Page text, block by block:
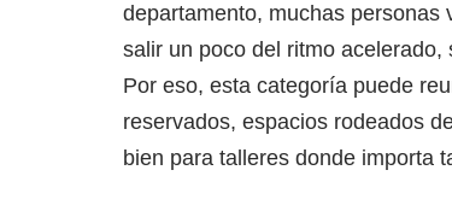
departamento, muchas personas
salir un poco del ritmo
Por eso, esta categoría puede
reservados, espacios rodeados
bien para talleres donde importa